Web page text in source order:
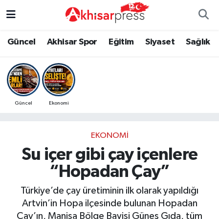
Güncel Akhisar Spor Eğitim Siyaset Sağlık
Güncel Ekonomi
EKONOMI
Su içer gibi çay içenlere
“Hopadan Çay”
Türkiye’de çay üretiminin ilk olarak yapıldığı
Artvin’in Hopa ilçesinde bulunan Hopadan
Çay’ın, Manisa Bölge Bayisi Güneş Gıda, tüm
Güncel
Akhisar Spor
Eğitim
Ekonomi
Tarım-Gıda
Kültür-Sanat
Magazin
Kültür-Sanat
Duyurular
Röportaj
Dünya
Yaşam
Güncel
Eğitim
Siyaset
Ekonomi
Magazin
Kültür-Sanat
Manisa Nöbetçi Eczaneler
Manisa Hava Durumu
Manisa Namaz Vakitleri
Süper Lig Puan Durumu ve Fikstür
Tüm Manşetler
Son Dakika Haberleri
Haber Arşivi